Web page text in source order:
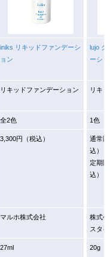
iniks リキッドファンデーシ
ョン
lujo ク
ーシ
リキッドファンデーション リキ
全2色 1色
3,300円（税込）
通常
込）
定期
込）
マルホ株式会社
株式
スタ
27ml 20g